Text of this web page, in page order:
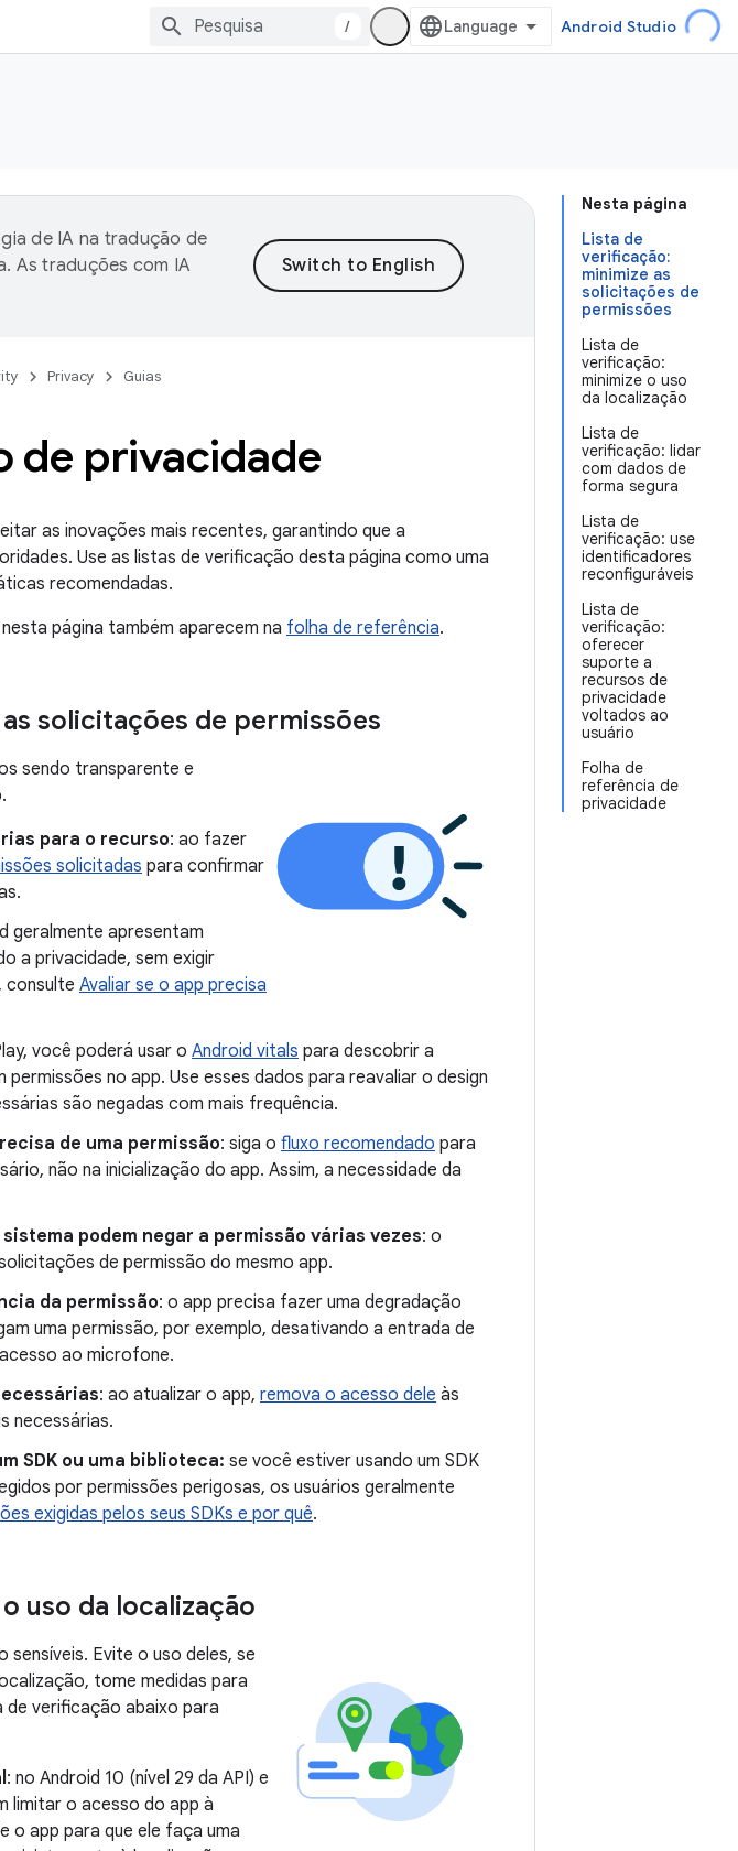
/ Android Studio
Nesta página
Lista de
verificação:
minimize as
solicitações de
permissões
Lista de
verificação:
minimize o uso
da localização
Lista de
verificação: lidar
com dados de
forma segura
Lista de
verificação: use
identificadores
reconfiguráveis
Lista de
verificação:
oferecer
suporte a
recursos de
privacidade
voltados ao
usuário
Folha de
referência de
privacidade
de IA na tradução de
As traduções com IA
Privacy Guias
de privacidade
as inovações mais recentes, garantindo que a
Use as listas de verificação desta página como uma
recomendadas.
página também aparecem na folha de referência.
solicitações de permissões
sendo transparente e
para o recurso: ao fazer
solicitadas para confirmar
geralmente apresentam
a privacidade, sem exigir
consulte Avaliar se o app precisa
você poderá usar o Android vitals para descobrir a
no app. Use esses dados para reavaliar o design
são negadas com mais frequência.
de uma permissão: siga o fluxo recomendado para
não na inicialização do app. Assim, a necessidade da
podem negar a permissão várias vezes: o
de permissão do mesmo app.
da permissão: o app precisa fazer uma degradação
uma permissão, por exemplo, desativando a entrada de
ao microfone.
: ao atualizar o app, remova o acesso dele às
necessárias.
SDK ou uma biblioteca: se você estiver usando um SDK
por permissões perigosas, os usuários geralmente
exigidas pelos seus SDKs e por quê.
uso da localização
sensíveis. Evite o uso deles, se
tome medidas para
de verificação abaixo para
: no Android 10 (nível 29 da API) e
limitar o acesso do app à
o app para que ele faça uma